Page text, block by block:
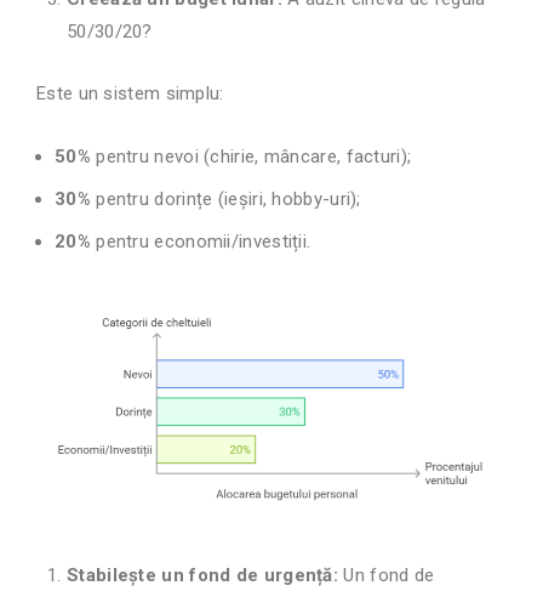
50/30/20?
Este un sistem simplu:
50% pentru nevoi (chirie, mâncare, facturi);
30% pentru dorințe (ieșiri, hobby-uri);
20% pentru economii/investiții.
Stabilește un fond de urgență: Un fond de